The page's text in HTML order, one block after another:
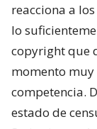
reacciona a
lo
copyright que
momento muy
competencia.
estado de